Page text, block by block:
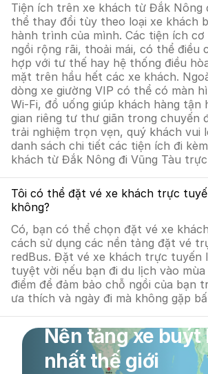
Tiện ích trên xe khách từ Đắk Nông
thể thay đổi tùy theo loại xe khách
hành trình của mình. Các tiện ích cơ
ngồi rộng rãi, thoải mái, có thể điều
hợp với tư thế hay hệ thống điều
mặt trên hầu hết các xe khách.
dòng xe giường VIP có thể có màn
Wi-Fi, đồ uống giúp khách hàng tận
gian riêng tư thư giãn trong chuyến
trải nghiệm trọn vẹn, quý khách vui
danh sách chi tiết các tiện ích đi
khách từ Đắk Nông đi Vũng Tàu
Tôi có thể đặt vé xe khách trực
không?
Có, bạn có thể chọn đặt vé xe
cách sử dụng các nền tảng đặt vé
redBus. Đặt vé xe khách trực tuyến
tuyệt vời nếu bạn đi du lịch vào mùa
điểm để đảm bảo chỗ ngồi của bạn
ưa thích và ngày đi mà không gặp
Nền tảng xe buýt
nhất thế giới